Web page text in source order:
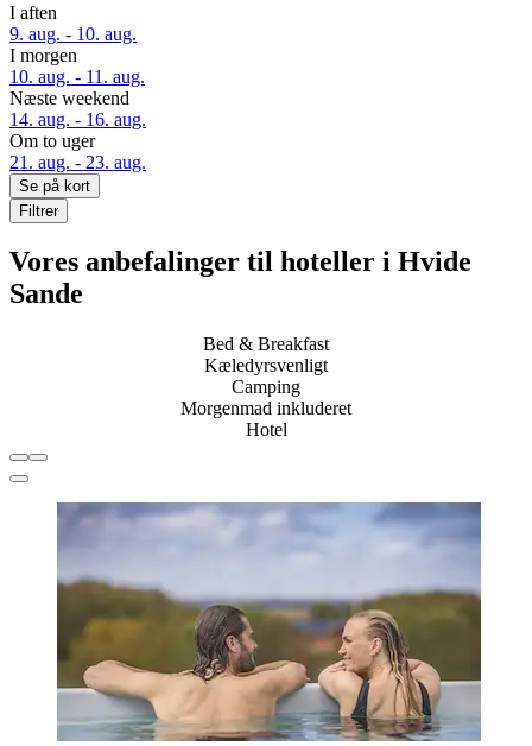
I aften
9. aug. - 10. aug.
I morgen
10. aug. - 11. aug.
Næste weekend
14. aug. - 16. aug.
Om to uger
21. aug. - 23. aug.
Se på kort
Filtrer
Vores anbefalinger til hoteller i Hvide
Sande
Bed & Breakfast
Kæledyrsvenligt
Camping
Morgenmad inkluderet
Hotel